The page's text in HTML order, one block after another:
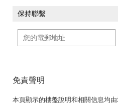
保持聯繫
免責聲明
本頁顯示的樓盤說明和相關信息均